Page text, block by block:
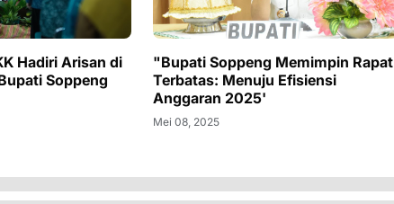
Hadiri Arisan di
Soppeng
"Bupati Soppeng Memimpin Rapat
Terbatas: Menuju Efisiensi
Anggaran 2025'
Mei 08, 2025